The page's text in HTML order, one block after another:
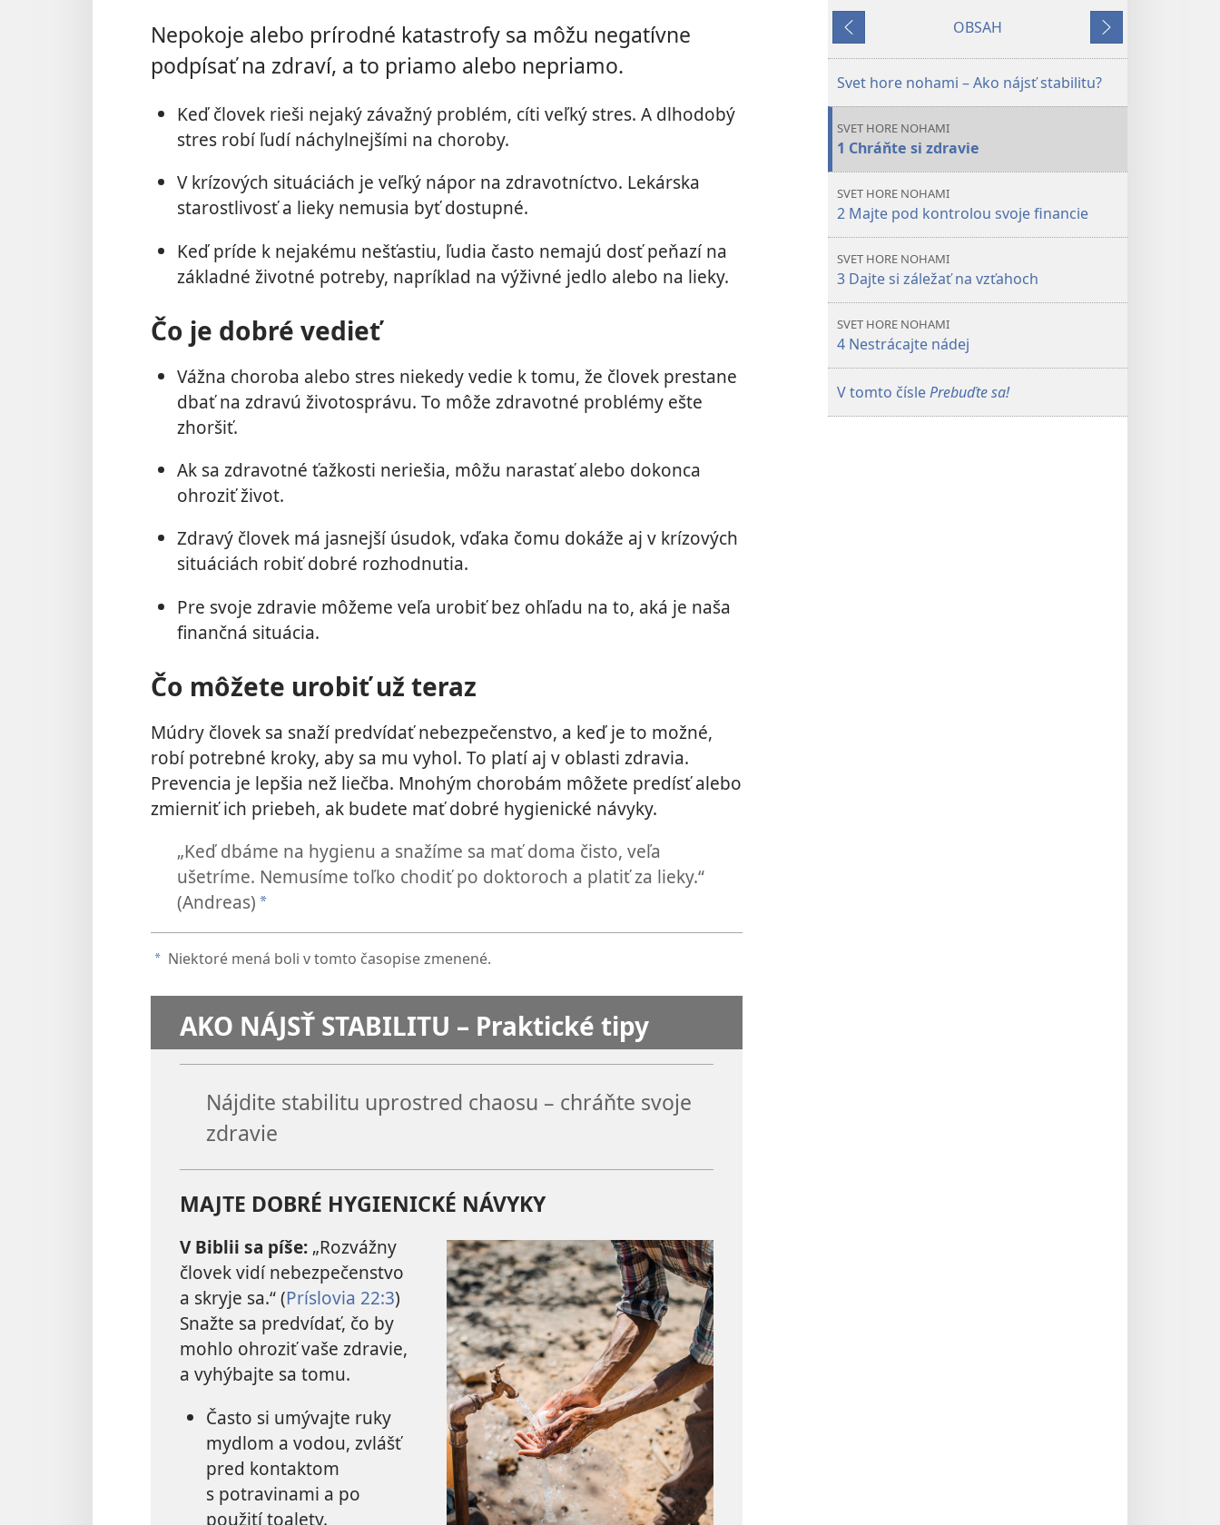
Nepokoje alebo prírodné katastrofy sa môžu negatívne
podpísať na zdraví, a to priamo alebo nepriamo.
Keď človek rieši nejaký závažný problém, cíti veľký stres. A dlhodobý
stres robí ľudí náchylnejšími na choroby.
V krízových situáciách je veľký nápor na zdravotníctvo. Lekárska
starostlivosť a lieky nemusia byť dostupné.
Keď príde k nejakému nešťastiu, ľudia často nemajú dosť peňazí na
základné životné potreby, napríklad na výživné jedlo alebo na lieky.
Čo je dobré vedieť
Vážna choroba alebo stres niekedy vedie k tomu, že človek prestane
dbať na zdravú životosprávu. To môže zdravotné problémy ešte
zhoršiť.
Ak sa zdravotné ťažkosti neriešia, môžu narastať alebo dokonca
ohroziť život.
Zdravý človek má jasnejší úsudok, vďaka čomu dokáže aj v krízových
situáciách robiť dobré rozhodnutia.
Pre svoje zdravie môžeme veľa urobiť bez ohľadu na to, aká je naša
finančná situácia.
Čo môžete urobiť už teraz
Múdry človek sa snaží predvídať nebezpečenstvo, a keď je to možné,
robí potrebné kroky, aby sa mu vyhol. To platí aj v oblasti zdravia.
Prevencia je lepšia než liečba. Mnohým chorobám môžete predísť alebo
zmierniť ich priebeh, ak budete mať dobré hygienické návyky.
„Keď dbáme na hygienu a snažíme sa mať doma čisto, veľa
ušetríme. Nemusíme toľko chodiť po doktoroch a platiť za lieky.“
(Andreas) a
a Niektoré mená boli v tomto časopise zmenené.
AKO NÁJSŤ STABILITU – Praktické tipy
Nájdite stabilitu uprostred chaosu – chráňte svoje
zdravie
MAJTE DOBRÉ HYGIENICKÉ NÁVYKY
V Biblii sa píše: „Rozvážny
človek vidí nebezpečenstvo
a skryje sa.“ (Príslovia 22:3)
Snažte sa predvídať, čo by
mohlo ohroziť vaše zdravie,
a vyhýbajte sa tomu.
Často si umývajte ruky
mydlom a vodou, zvlášť
pred kontaktom
s potravinami a po
použití toalety.
PREBUĎTE
Svet
hore
Ako
stabilitu?
SA!
hore
nohami
Späť
OBSAH
Ďalej
Svet hore nohami – Ako nájsť stabilitu?
SVET HORE NOHAMI
1 Chráňte si zdravie
SVET HORE NOHAMI
2 Majte pod kontrolou svoje financie
SVET HORE NOHAMI
3 Dajte si záležať na vzťahoch
SVET HORE NOHAMI
4 Nestrácajte nádej
V tomto číslePrebuďte sa!